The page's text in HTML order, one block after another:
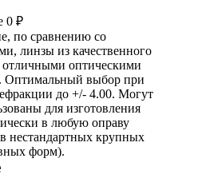
0 ₽
по сравнению со
линзы из качественного
отличными оптическими
Оптимальный выбор при
до +/- 4.00. Могут
для изготовления
в любую оправу
нестандартных крупных
форм).